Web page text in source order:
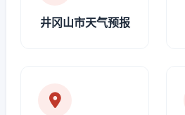
井冈山市天气预报